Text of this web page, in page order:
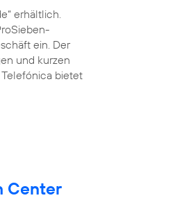
erhältlich.
ein. Der
und kurzen
bietet
Center